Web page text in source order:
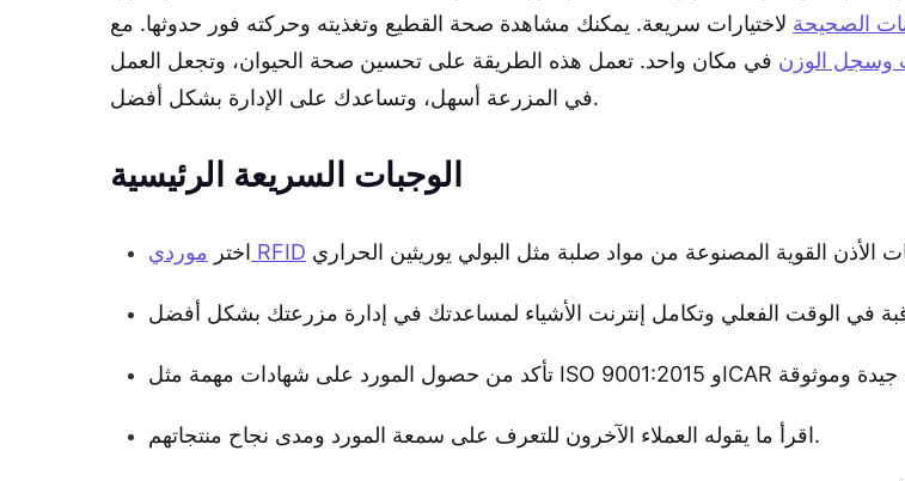
الصحيحة لاختيارات سريعة. يمكنك مشاهدة صحة القطيع وتغذيته وحركته فور حدوثها. مع
وسجل الوزن في مكان واحد. تعمل هذه الطريقة على تحسين صحة الحيوان، وتجعل العمل
في المزرعة أسهل، وتساعدك على الإدارة بشكل أفضل.
الوجبات السريعة الرئيسية
اختر موردي RFID
اقرأ ما يقوله العملاء الآخرون للتعرف على سمعة المورد ومدى نجاح منتجاتهم.